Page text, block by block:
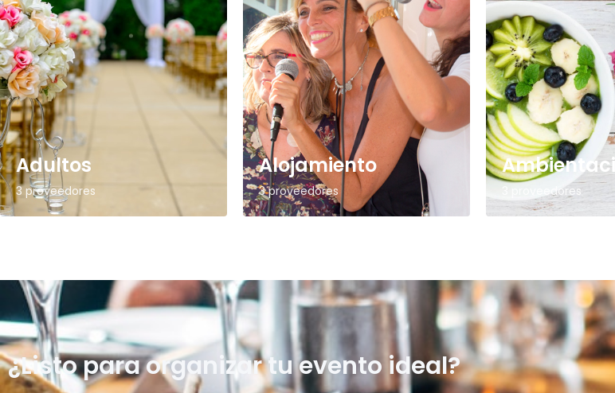
Adultos
3 proveedores
Alojamiento
3 proveedores 3 proveedores
¿Listo para organizar tu evento ideal?